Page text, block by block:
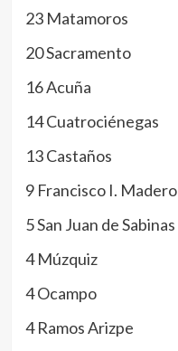
23 Matamoros
20 Sacramento
16 Acuña
14 Cuatrociénegas
13 Castaños
9 Francisco I. Madero
5 San Juan de Sabinas
4 Múzquiz
4 Ocampo
4 Ramos Arizpe